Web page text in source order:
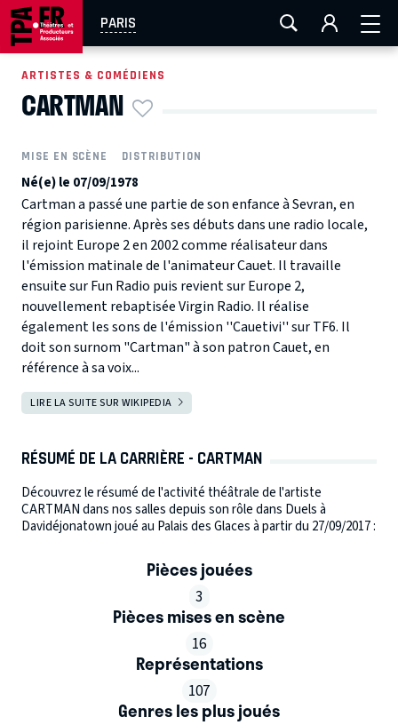
PARIS
AIX-MARSEILLE LA ROCHELLE
EN TOURNÉE
ARTISTES & COMÉDIENS
CARTMAN
MISE EN SCÈNE DISTRIBUTION
Né(e) le 07/09/1978
Cartman a passé une partie de son enfance à Sevran, en
région parisienne. Après ses débuts dans une radio locale,
il rejoint Europe 2 en 2002 comme réalisateur dans
l'émission matinale de l'animateur Cauet. Il travaille
ensuite sur Fun Radio puis revient sur Europe 2,
nouvellement rebaptisée Virgin Radio. Il réalise
également les sons de l'émission ''Cauetivi'' sur TF6. Il
doit son surnom "Cartman" à son patron Cauet, en
référence à sa voix...
LIRE LA SUITE SUR WIKIPEDIA
RÉSUMÉ DE LA CARRIÈRE - CARTMAN
Découvrez le résumé de l'activité théâtrale de l'artiste
CARTMAN dans nos salles depuis son rôle dans Duels à
Davidéjonatown joué au Palais des Glaces à partir du 27/09/2017 :
Pièces jouées
3
Pièces mises en scène
16
Représentations
107
Genres les plus joués